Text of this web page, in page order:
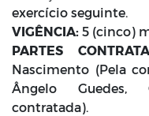
exercício seguinte.
VIGÊNCIA: 5 (cinco)
PARTES
Nascimento (Pela
Ângelo Guedes,
contratada).